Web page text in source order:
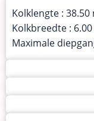
Kolklengte :
Kolkbreedte :
Maximale